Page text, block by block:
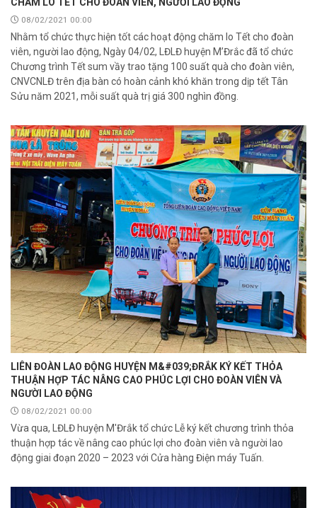
08/02/2021 00:00
Nhằm tổ chức thực hiện tốt các hoạt động chăm lo Tết cho đoàn
viên, người lao động, Ngày 04/02, LĐLĐ huyện M’Đrắc đã tổ chức
Chương trình Tết sum vầy trao tặng 100 suất quà cho đoàn viên,
CNVCNLĐ trên địa bàn có hoàn cảnh khó khăn trong dịp tết Tân
Sửu năm 2021, mỗi suất quà trị giá 300 nghìn đồng.
LIÊN ĐOÀN LAO ĐỘNG HUYỆN M&#039;ĐRẮK KÝ KẾT THỎA
THUẬN HỢP TÁC NÂNG CAO PHÚC LỢI CHO ĐOÀN VIÊN VÀ
NGƯỜI LAO ĐỘNG
08/02/2021 00:00
Vừa qua, LĐLĐ huyện M'Đrắk tổ chức Lễ ký kết chương trình thỏa
thuận hợp tác về nâng cao phúc lợi cho đoàn viên và người lao
động giai đoạn 2020 – 2023 với Cửa hàng Điện máy Tuấn.